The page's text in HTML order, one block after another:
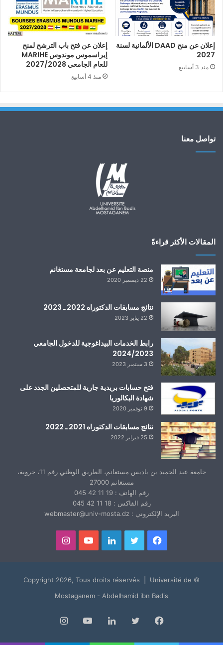
إعلان عن منح DAAD الألمانية لسنة
2027
منذ 3 أسابيع
إعلان عن فتح باب الترشح لمنح
إيراسموس موندوس MARIHE
للعام الجامعي 2027/2028
منذ 4 أسابيع
تواصل معنا
المقالات الأكثر قراءةً
منصة التعليم عن بعد لجامعة مستغانم
22 ديسمبر 2020
نتائج مسابقات الدكتوراه 2022 ـ 2023
22 يناير 2023
رابط الخدمات البيداغوجية للدخول الجامعي
2024/2023
3 سبتمبر 2023
فتح حسابات بريدية جارية للمتحصلين الجدد على
شهادة البكالوريا
9 نوفمبر 2020
نتائج مسابقات الدكتوراه 2021 ـ 2022
25 فبراير 2022
جامعة عبد الحميد بن باديس مستغانم، الطريق الوطني رقم 11، خروبة،
مستغانم 27000
رقم الهاتف : 19 11 42 045
رقم الفاكس : 18 11 42 045
البريد الإلكتروني : webmaster@univ-mosta.dz
فيسبوك تويتر لينكدإنيوتيوبانستقرام
© Copyright 2026, Tous droits réservés | Université de
Mostaganem - Abdelhamid ibn Badis
فيسبوك تويتر لينكدإنيوتيوبانستقرام